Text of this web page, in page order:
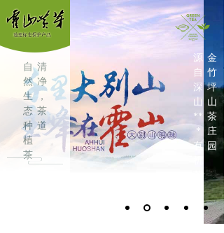
自
然
生
态
种
植
茶
清
净
，
茶
道
源
自
深
山
**
*
有
金
竹
坪
山
茶
庄
园